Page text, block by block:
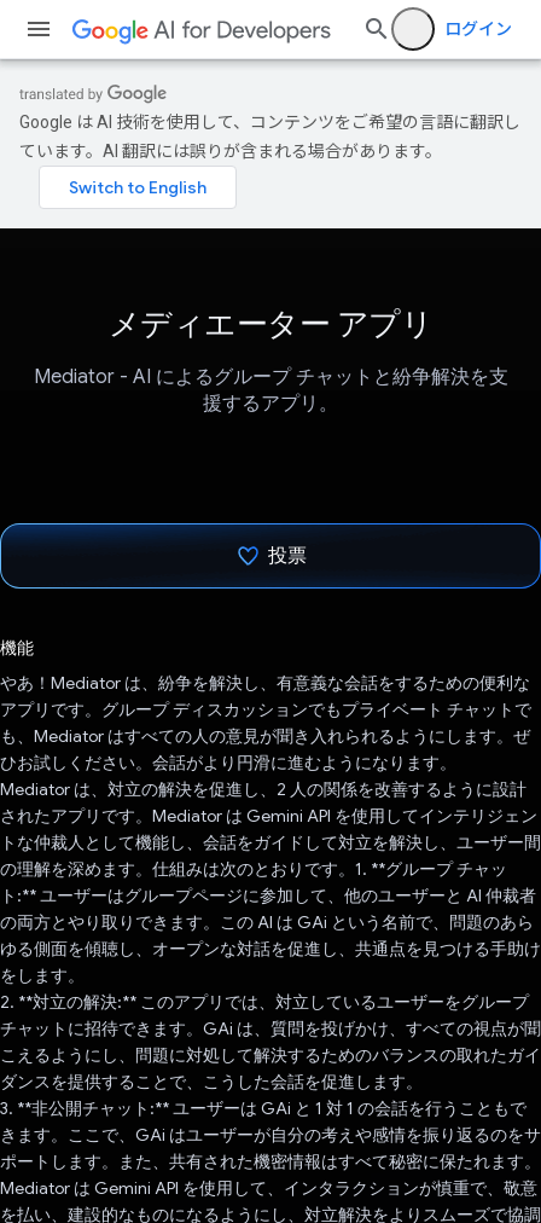
ログイン
Google は AI 技術を使用して、コンテンツをご希望の言語に翻訳し
ています。AI 翻訳には誤りが含まれる場合があります。
メディエーター アプリ
Mediator - AI によるグループ チャットと紛争解決を支
援するアプリ。
投票
機能
やあ！Mediator は、紛争を解決し、有意義な会話をするための便利な
アプリです。グループ ディスカッションでもプライベート チャットで
も、Mediator はすべての人の意見が聞き入れられるようにします。ぜ
ひお試しください。会話がより円滑に進むようになります。
Mediator は、対立の解決を促進し、2 人の関係を改善するように設計
されたアプリです。Mediator は Gemini API を使用してインテリジェン
トな仲裁人として機能し、会話をガイドして対立を解決し、ユーザー間
の理解を深めます。仕組みは次のとおりです。1. **グループ チャッ
ト:** ユーザーはグループページに参加して、他のユーザーと AI 仲裁者
の両方とやり取りできます。この AI は GAi という名前で、問題のあら
ゆる側面を傾聴し、オープンな対話を促進し、共通点を見つける手助け
をします。
2. **対立の解決:** このアプリでは、対立しているユーザーをグループ
チャットに招待できます。GAi は、質問を投げかけ、すべての視点が聞
こえるようにし、問題に対処して解決するためのバランスの取れたガイ
ダンスを提供することで、こうした会話を促進します。
3. **非公開チャット:** ユーザーは GAi と 1 対 1 の会話を行うこともで
きます。ここで、GAi はユーザーが自分の考えや感情を振り返るのをサ
ポートします。また、共有された機密情報はすべて秘密に保たれます。
Mediator は Gemini API を使用して、インタラクションが慎重で、敬意
を払い、建設的なものになるようにし、対立解決をよりスムーズで協調